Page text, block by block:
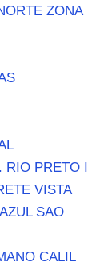
ZONA
RIO PRETO I
VISTA
SAO
CALIL